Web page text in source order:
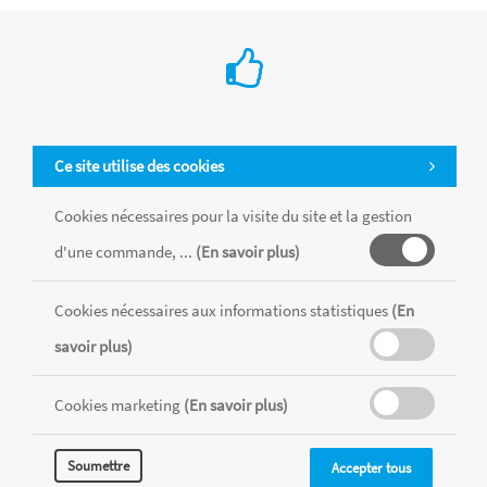
Code couleur : 725 - Largeur : 20mm, longueur : 2m - 100%
Référence : BIAIB87EE7
Achat en ligne
Namur
Waterloo Wavre Woluwe
€ 2.65
+
Ce site utilise des cookies
Cookies nécessaires pour la visite du site et la gestion
d'une commande, ... (En savoir plus)
Cookies nécessaires aux informations statistiques (En
savoir plus)
Cookies marketing (En savoir plus)
Soumettre Accepter tous